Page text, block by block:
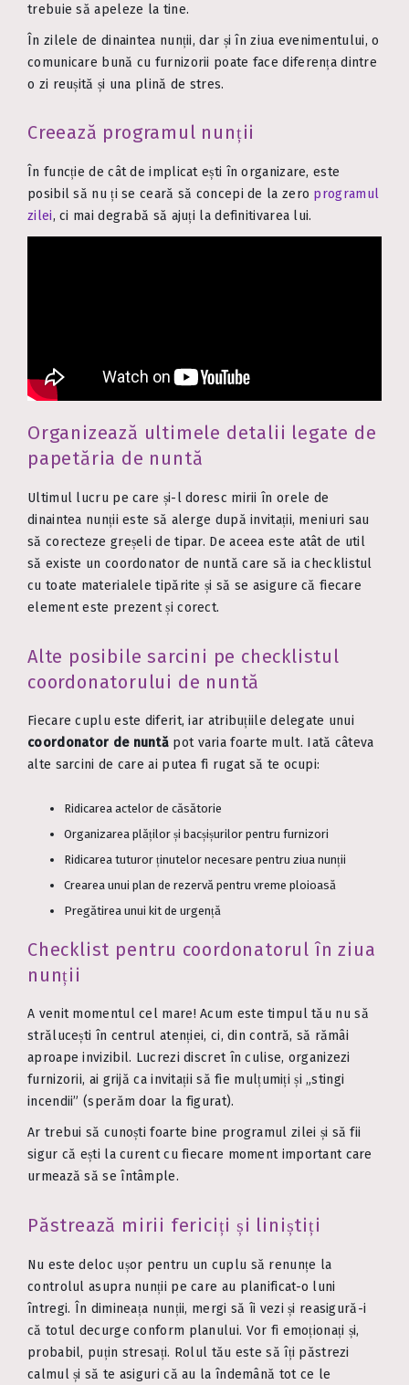
trebuie să apeleze la tine.
În zilele de dinaintea nunții, dar și în ziua evenimentului, o
comunicare bună cu furnizorii poate face diferența dintre
o zi reușită și una plină de stres.
Creează programul nunții
În funcție de cât de implicat ești în organizare, este
posibil să nu ți se ceară să concepi de la zero programul
zilei, ci mai degrabă să ajuți la definitivarea lui.
Organizează ultimele detalii legate de
papetăria de nuntă
Ultimul lucru pe care și-l doresc mirii în orele de
dinaintea nunții este să alerge după invitații, meniuri sau
să corecteze greșeli de tipar. De aceea este atât de util
să existe un coordonator de nuntă care să ia checklistul
cu toate materialele tipărite și să se asigure că fiecare
element este prezent și corect.
Alte posibile sarcini pe checklistul
coordonatorului de nuntă
Fiecare cuplu este diferit, iar atribuțiile delegate unui
coordonator de nuntă pot varia foarte mult. Iată câteva
alte sarcini de care ai putea fi rugat să te ocupi:
Ridicarea actelor de căsătorie
Organizarea plăților și bacșișurilor pentru furnizori
Ridicarea tuturor ținutelor necesare pentru ziua nunții
Crearea unui plan de rezervă pentru vreme ploioasă
Pregătirea unui kit de urgență
Checklist pentru coordonatorul în ziua
nunții
A venit momentul cel mare! Acum este timpul tău nu să
strălucești în centrul atenției, ci, din contră, să rămâi
aproape invizibil. Lucrezi discret în culise, organizezi
furnizorii, ai grijă ca invitații să fie mulțumiți și „stingi
incendii” (sperăm doar la figurat).
Ar trebui să cunoști foarte bine programul zilei și să fii
sigur că ești la curent cu fiecare moment important care
urmează să se întâmple.
Păstrează mirii fericiți și liniștiți
Nu este deloc ușor pentru un cuplu să renunțe la
controlul asupra nunții pe care au planificat-o luni
întregi. În dimineața nunții, mergi să îi vezi și reasigură-i
că totul decurge conform planului. Vor fi emoționați și,
probabil, puțin stresați. Rolul tău este să îți păstrezi
calmul și să te asiguri că au la îndemână tot ce le